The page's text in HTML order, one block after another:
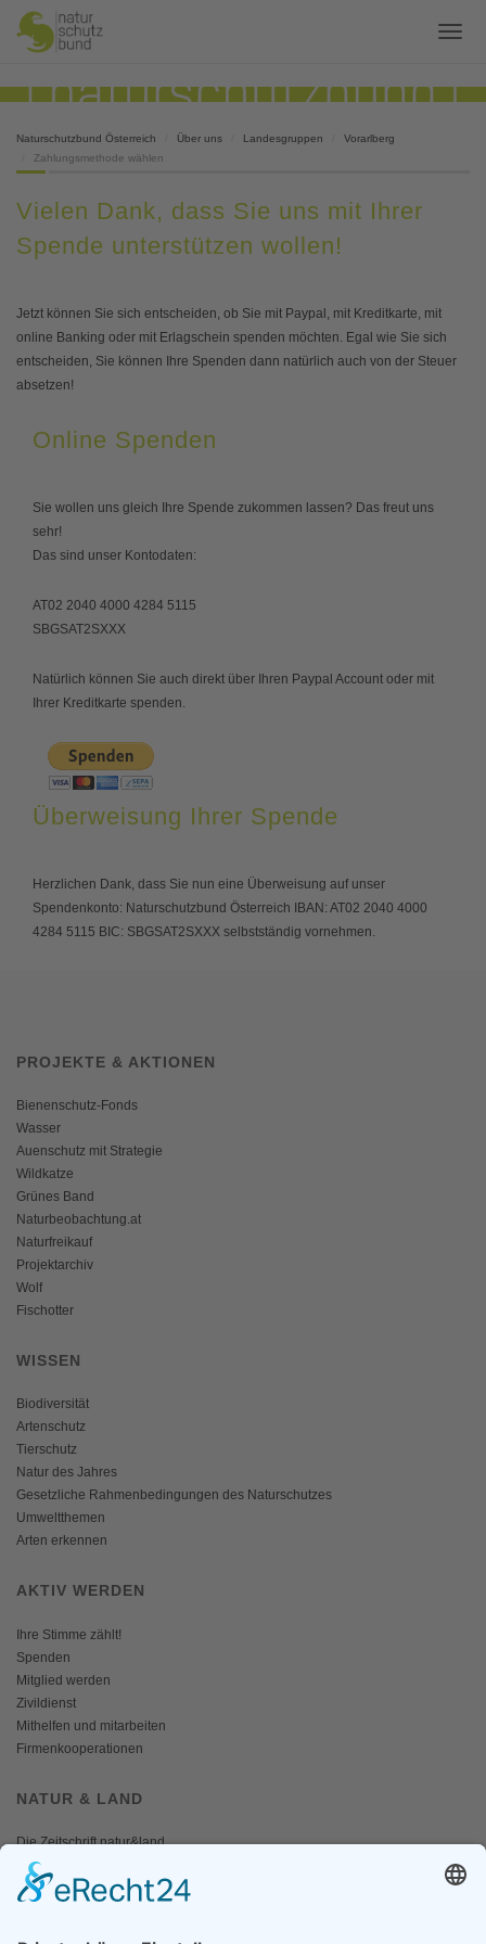
Naturschutzbund Österreich Über uns Landesgruppen
Vorarlberg
Zahlungsmethode wählen
Vielen Dank, dass Sie uns mit Ihrer
Spende unterstützen wollen!
Jetzt können Sie sich entscheiden, ob Sie mit Paypal, mit Kreditkarte, mit
online Banking oder mit Erlagschein spenden möchten. Egal wie Sie sich
entscheiden, Sie können Ihre Spenden dann natürlich auch von der Steuer
absetzen!
Online Spenden
Sie wollen uns gleich Ihre Spende zukommen lassen? Das freut uns
sehr!
Das sind unser Kontodaten:
AT02 2040 4000 4284 5115
SBGSAT2SXXX
Natürlich können Sie auch direkt über Ihren Paypal Account oder mit
Ihrer Kreditkarte spenden.
Überweisung Ihrer Spende
Herzlichen Dank, dass Sie nun eine Überweisung auf unser
Spendenkonto: Naturschutzbund Österreich IBAN: AT02 2040 4000
4284 5115 BIC: SBGSAT2SXXX selbstständig vornehmen.
PROJEKTE & AKTIONEN
Bienenschutz-Fonds
Wasser
Auenschutz mit Strategie
Wildkatze
Grünes Band
Naturbeobachtung.at
Naturfreikauf
Projektarchiv
Wolf
Fischotter
WISSEN
Biodiversität
Artenschutz
Tierschutz
Natur des Jahres
Gesetzliche Rahmenbedingungen des Naturschutzes
Umweltthemen
Arten erkennen
AKTIV WERDEN
Ihre Stimme zählt!
Spenden
Mitglied werden
Zivildienst
Mithelfen und mitarbeiten
Firmenkooperationen
NATUR & LAND
Die Zeitschrift natur&land
Archiv
Mediadaten